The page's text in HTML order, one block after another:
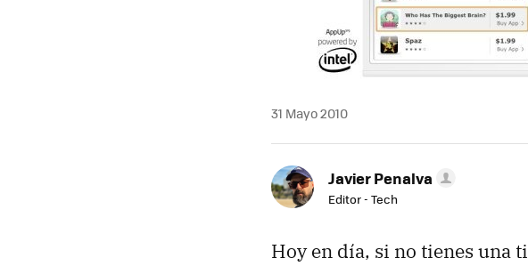
31 Mayo 2010
Javier Penalva
Editor - Tech
Hoy en día, si no tienes una